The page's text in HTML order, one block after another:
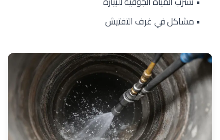
• مشاكل في غرف التفتيش